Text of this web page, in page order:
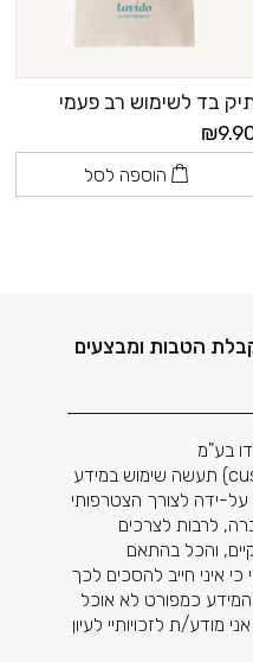
בד לשימוש רב פעמי
הוספה לסל
הטבות ומבצעים
בע"מ
) תעשה שימוש במידע
על-ידה לצורך הצטרפותי
לרבות לצרכים
והכל בהתאם
כי איני חייב להסכים לכך
כמפורט לא אוכל
מודע/ת לזכויותיי לעיון